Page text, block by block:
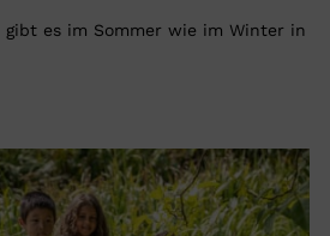
gibt es im Sommer wie im Winter in